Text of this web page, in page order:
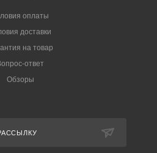
оплаты
доставки
на товар
ответ
Обзоры